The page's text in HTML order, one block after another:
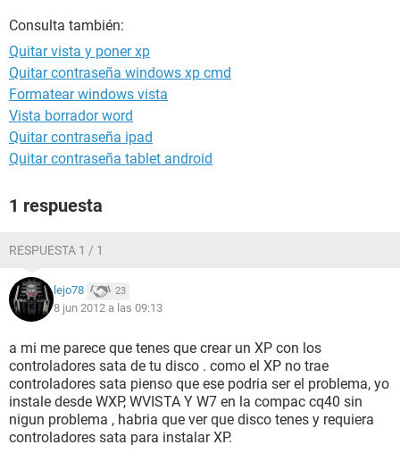
Consulta también:
Quitar vista y poner xp
Quitar contraseña windows xp cmd
Formatear windows vista
Vista borrador word
Quitar contraseña ipad
Quitar contraseña tablet android
1 respuesta
RESPUESTA 1 / 1
lejo78 23
8 jun 2012 a las 09:13
a mi me parece que tenes que crear un XP con los
controladores sata de tu disco . como el XP no trae
controladores sata pienso que ese podria ser el problema, yo
instale desde WXP, WVISTA Y W7 en la compac cq40 sin
nigun problema , habria que ver que disco tenes y requiera
controladores sata para instalar XP.